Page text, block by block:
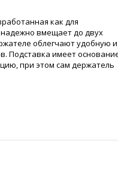
как для
надежно вмещает до двух
облегчают удобную и
Подставка имеет
при этом сам держатель